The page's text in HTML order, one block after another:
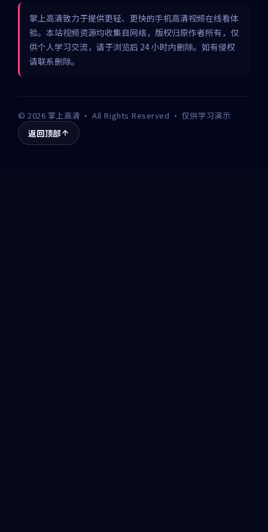
掌上高清致力于提供更轻、更快的手机高清视频在线看体
验。本站视频资源均收集自网络，版权归原作者所有，仅
供个人学习交流，请于浏览后 24 小时内删除。如有侵权
请联系删除。
©2026 掌上高清 · All Rights Reserved · 仅供学习演示
返回顶部